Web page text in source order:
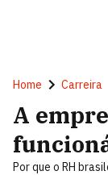
Home Carreira
A
Por que o RH